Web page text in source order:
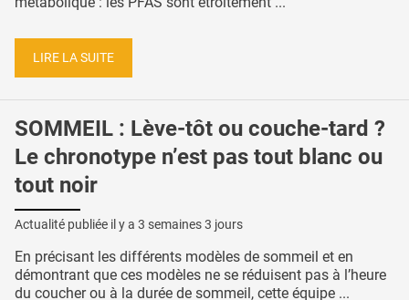
LIRE LA SUITE
SOMMEIL : Lève-tôt ou couche-tard ?
Le chronotype n’est pas tout blanc ou
tout noir
Actualité publiée il y a 3 semaines 3 jours
En précisant les différents modèles de sommeil et en
démontrant que ces modèles ne se réduisent pas à l’heure
du coucher ou à la durée de sommeil, cette équipe ...